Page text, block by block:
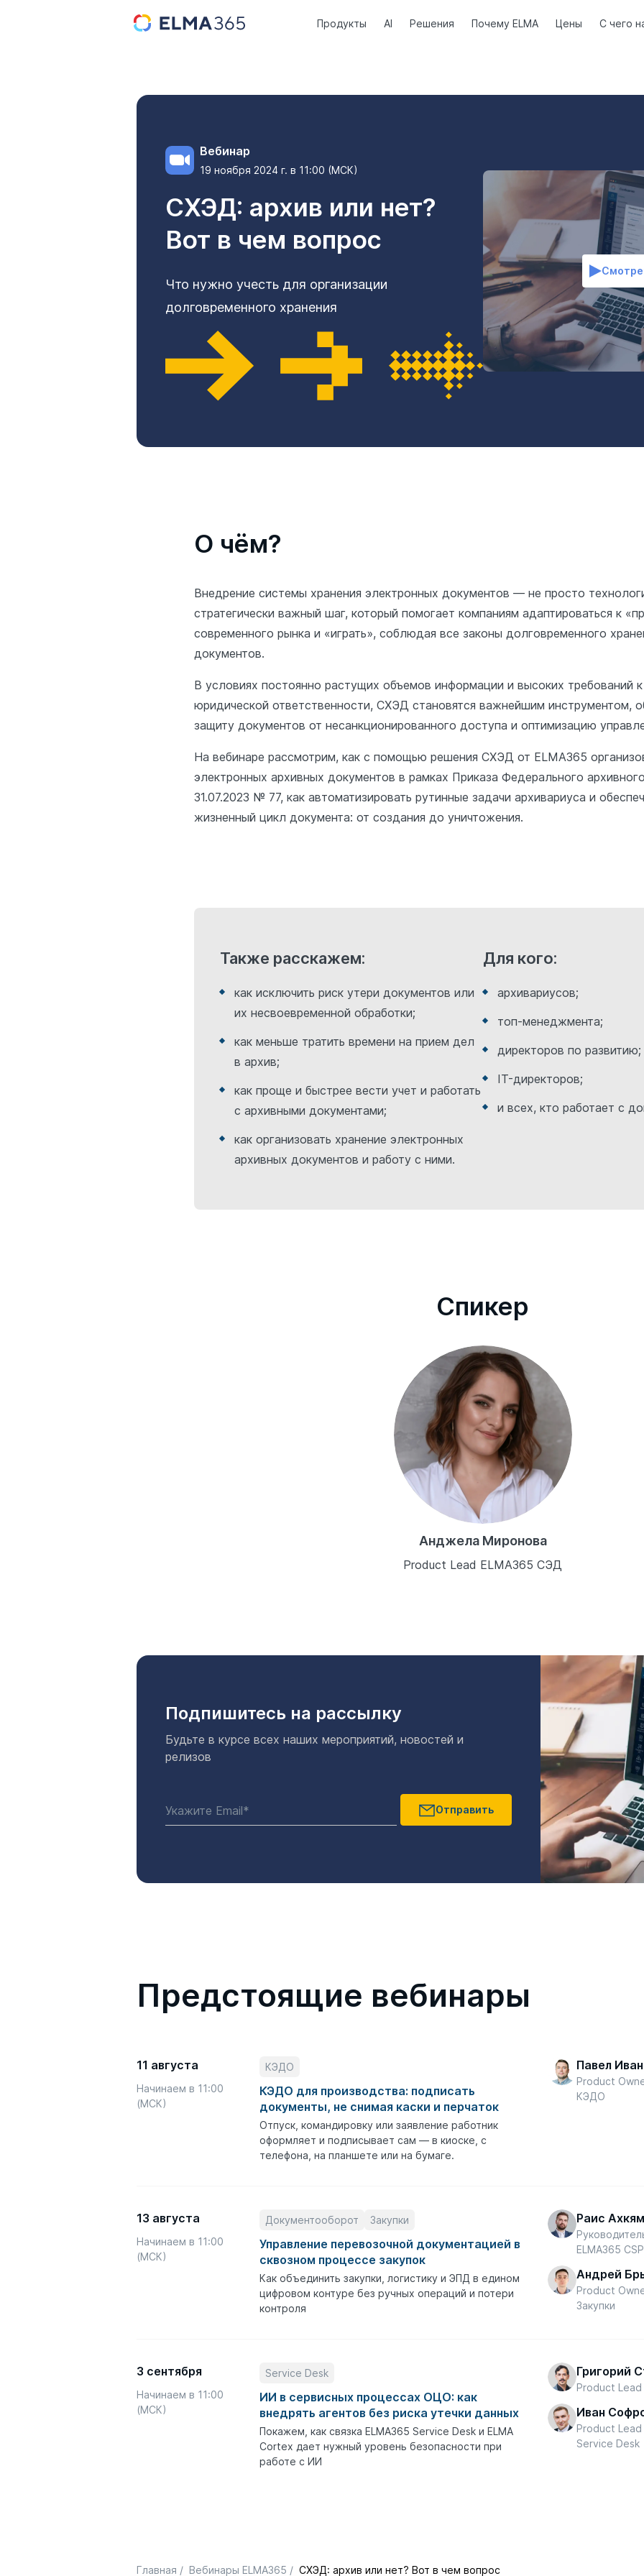
Продукты AI Решения Почему ELMA Цены С чего
Вебинар
19 ноября 2024 г. в 11:00 (МСК)
СХЭД: архив или нет?
Вот в чем вопрос
Что нужно учесть для организации
долговременного хранения
О чём?
Внедрение системы хранения электронных документов — не просто
стратегически важный шаг, который помогает компаниям адаптироваться к
современного рынка и «играть», соблюдая все законы долговременного
документов.
В условиях постоянно растущих объемов информации и высоких требований
юридической ответственности, СХЭД становятся важнейшим инструментом,
защиту документов от несанкционированного доступа и оптимизацию
На вебинаре рассмотрим, как с помощью решения СХЭД от ELMA365
электронных архивных документов в рамках Приказа Федерального
31.07.2023 № 77, как автоматизировать рутинные задачи архивариуса и
жизненный цикл документа: от создания до уничтожения.
Также расскажем:
как исключить риск утери документов или
их несвоевременной обработки;
как меньше тратить времени на прием дел
в архив;
как проще и быстрее вести учет и работать
с архивными документами;
как организовать хранение электронных
архивных документов и работу с ними.
Для кого:
архивариусов;
топ-менеджмента;
директоров по развитию;
IT-директоров;
и всех, кто работает с
Cпикер
Анджела Миронова
Product Lead ELMA365 СЭД
Подпишитесь на рассылку
Будьте в курсе всех наших мероприятий, новостей и
релизов
Отправить
Предстоящие вебинары
11 августа
Начинаем в 11:00
(МСК)
КЭДО
КЭДО для производства: подписать
документы, не снимая каски и перчаток
Отпуск, командировку или заявление работник
оформляет и подписывает сам — в киоске, с
телефона, на планшете или на бумаге.
Павел
Product
КЭДО
13 августа
Начинаем в 11:00
(МСК)
Документооборот Закупки
Управление перевозочной документацией в
сквозном процессе закупок
Как объединить закупки, логистику и ЭПД в едином
цифровом контуре без ручных операций и потери
контроля
Раис
ELMA365 CSP
Андрей
Product
Закупки
3 сентября
Начинаем в 11:00
(МСК)
Service Desk
ИИ в сервисных процессах ОЦО: как
внедрять агентов без риска утечки данных
Покажем, как связка ELMA365 Service Desk и ELMA
Cortex дает нужный уровень безопасности при
работе с ИИ
Григорий
Product Lead
Иван
Product Lead
Service Desk
Главная / Вебинары ELMA365 / СХЭД: архив или нет? Вот в чем вопрос